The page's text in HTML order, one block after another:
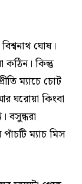
ঘোষ।
কঠিন। কিন্তু
ম্যাচে চোট
ঘরোয়া কিংবা
বসুন্ধরা
ম্যাচ মিস